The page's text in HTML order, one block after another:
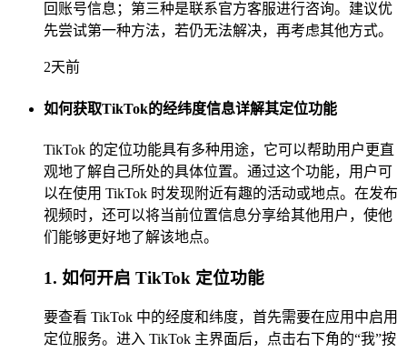
回账号信息；第三种是联系官方客服进行咨询。建议优
先尝试第一种方法，若仍无法解决，再考虑其他方式。
2天前
如何获取TikTok的经纬度信息详解其定位功能
TikTok 的定位功能具有多种用途，它可以帮助用户更直
观地了解自己所处的具体位置。通过这个功能，用户可
以在使用 TikTok 时发现附近有趣的活动或地点。在发布
视频时，还可以将当前位置信息分享给其他用户，使他
们能够更好地了解该地点。
1. 如何开启 TikTok 定位功能
要查看 TikTok 中的经度和纬度，首先需要在应用中启用
定位服务。进入 TikTok 主界面后，点击右下角的“我”按